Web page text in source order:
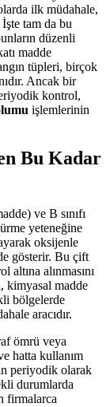
ilk müdahale,
tam da bu
düzenli
madde
tüpleri, birçok
Ancak bir
kontrol,
işlemlerinin
Bu Kadar
ve B sınıfı
yeteneğine
oksijenle
gösterir. Bu çift
altına alınmasını
kimyasal madde
bölgelerde
aracıdır.
ömrü veya
hatta kullanım
periyodik olarak
durumlarda
firmalarca